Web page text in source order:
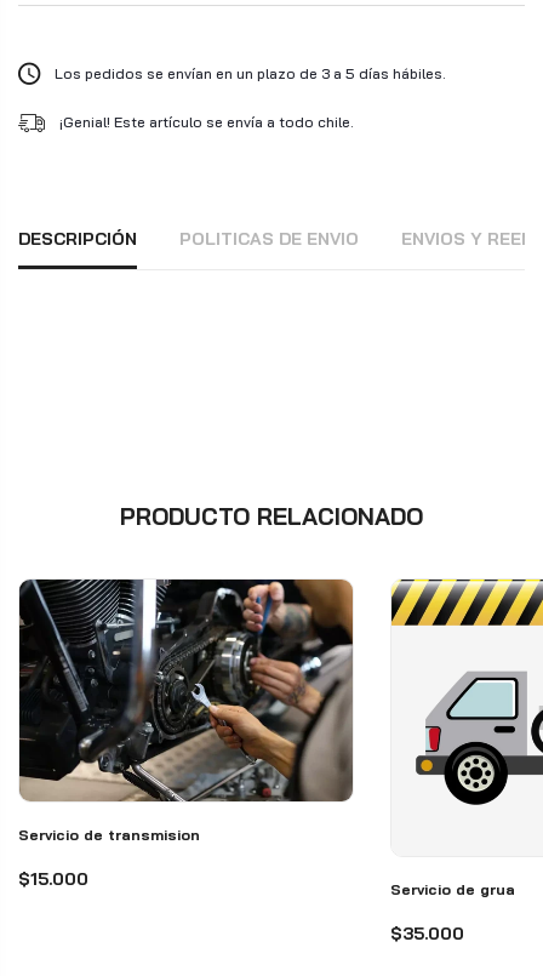
Los pedidos se envían en un plazo de 3 a 5 días hábiles.
¡Genial! Este artículo se envía a todo chile.
DESCRIPCIÓN POLITICAS DE ENVIO ENVIOS Y
PRODUCTO RELACIONADO
Servicio de transmision
$15.000 Servicio de grua
$35.000